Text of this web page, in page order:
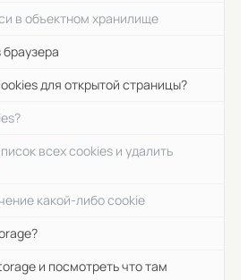
в объектном хранилище
для открытой страницы?
всех cookies и удалить
какой-либо cookie
и посмотреть что там